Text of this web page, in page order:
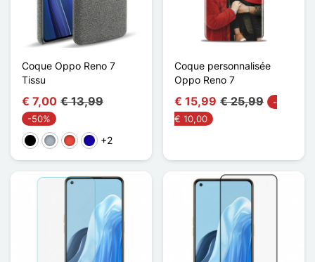
Coque Oppo Reno 7
Tissu
€ 7,00 € 13,99
-50%
ZwartGrijsRoodDonkerblauw
+2
Coque personnalisée
Oppo Reno 7
€ 15,99 € 25,99
-
€ 10,00